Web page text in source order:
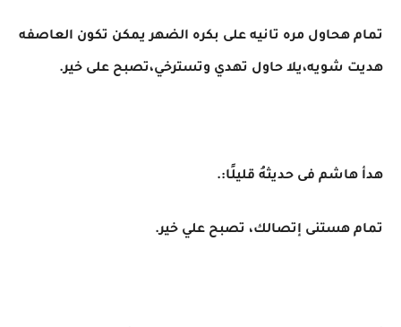
تمام هحاول مره تانيه على بكره الضهر يمكن تكون العاصفه
هديت شويه،يلا حاول تهدي وتسترخي،تصبح على خير.
هدأ هاشم فى حديثهُ قليلًا:.
تمام هستنى إتصالك، تصبح علي خير.